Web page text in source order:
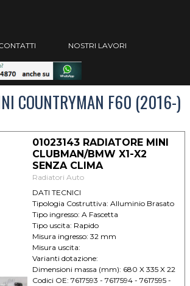
Salta menù
NOSTRI LAVORI
COUNTRYMAN F60 (2016-)
01023143 RADIATORE MINI
CLUBMAN/BMW X1-X2
SENZA CLIMA
Radiatori Auto
DATI TECNICI
Tipologia Costruttiva: Alluminio Brasato
Tipo ingresso: A Fascetta
Tipo uscita: Rapido
Misura ingresso: 32 mm
Misura uscita:
Varianti dotazione:
Dimensioni massa (mm): 680 X 335 X 22
Codici OE: 7617593 - 7617594 - 7617595 -